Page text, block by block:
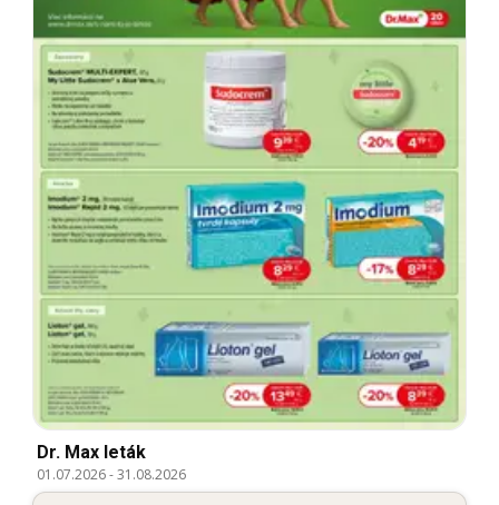
Dr. Max leták
01.07.2026-31.08.2026